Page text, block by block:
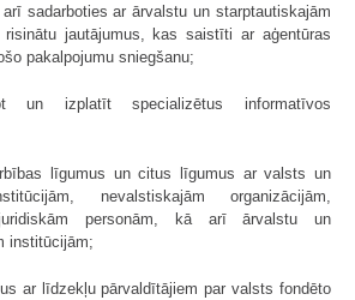
sadarboties ar ārvalstu un starptautiskajām
jautājumus, kas saistīti ar aģentūras
pakalpojumu sniegšanu;
un izplatīt specializētus informatīvos
līgumus un citus līgumus ar valsts un
nevalstiskajām organizācijām,
personām, kā arī ārvalstu un
institūcijām;
ar līdzekļu pārvaldītājiem par valsts fondēto